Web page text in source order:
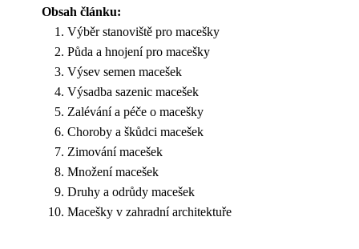
Obsah článku:
Výběr stanoviště pro macešky
Půda a hnojení pro macešky
Výsev semen macešek
Výsadba sazenic macešek
Zalévání a péče o macešky
Choroby a škůdci macešek
Zimování macešek
Množení macešek
Druhy a odrůdy macešek
Macešky v zahradní architektuře